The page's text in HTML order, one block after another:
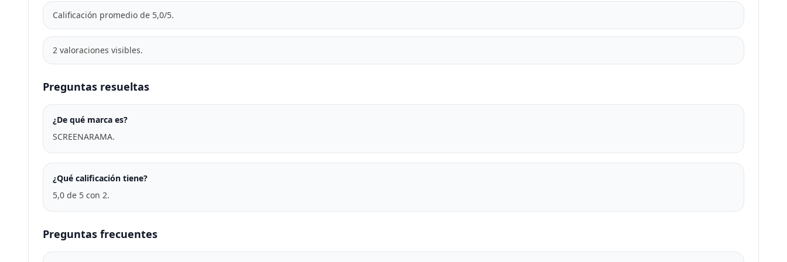
Calificación promedio de 5,0/5.
2 valoraciones visibles.
Preguntas resueltas
¿De qué marca es?
SCREENARAMA.
¿Qué calificación tiene?
5,0 de 5 con 2.
Preguntas frecuentes